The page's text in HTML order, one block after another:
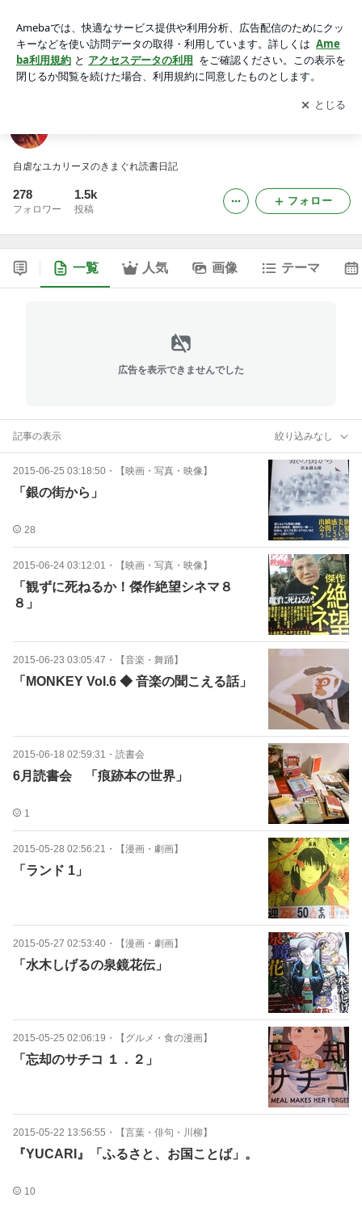
アプリをダウンロードして ブログの更新通知
を受け取りまし
ょう。
開く
自虐なユカリーヌのきまぐれ読書日記
278
フォロワー
1.5k
投稿
フォロー
一覧 人気 画像 テーマ
広告を表示できませんでした
記事の表示 絞り込みなし
2015-06-25 03:18:50 ・ 【映画・写真・映像】
「銀の街から」
28
2015-06-24 03:12:01 ・ 【映画・写真・映像】
「観ずに死ねるか！傑作絶望シネマ８
８」
2015-06-23 03:05:47 ・ 【音楽・舞踊】
「MONKEY Vol.6 ◆ 音楽の聞こえる話」
2015-06-18 02:59:31 ・ 読書会
6月読書会 「痕跡本の世界」
1
2015-05-28 02:56:21 ・ 【漫画・劇画】
「ランド 1」
2015-05-27 02:53:40 ・ 【漫画・劇画】
「水木しげるの泉鏡花伝」
2015-05-25 02:06:19 ・ 【グルメ・食の漫画】
「忘却のサチコ １．２」
2015-05-22 13:56:55 ・ 【言葉・俳句・川柳】
『YUCARI』「ふるさと、お国ことば」。
10